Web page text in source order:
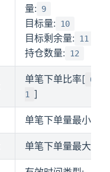
量: 9
目标量: 10
目标剩余量: 11
持仓数量: 12
单笔下单比率[ 0-
1
]
单笔下单量最小值
单笔下单量最大值